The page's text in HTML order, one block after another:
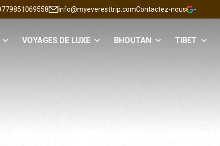
info@myeveresttrip.comContactez-nous
VOYAGES DE LUXE BHOUTAN TIBET